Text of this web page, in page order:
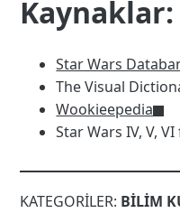
Kaynaklar:
Star Wars
The Visual
Wookieepedia
Star Wars IV, V,
KATEGORILER: BILIM